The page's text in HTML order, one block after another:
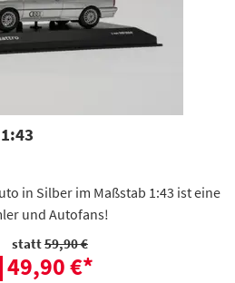
in Silber im Maßstab 1:43 ist eine
und Autofans!
statt59,90 €
49,90 €*